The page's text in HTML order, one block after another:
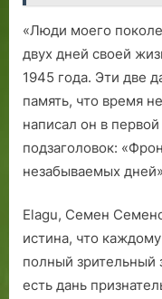
«Люди моего
двух дней своей
1945 года. Эти две
память, что время
написал он в
подзаголовок:
незабываемых
Elagu, Семен
истина, что
полный зрительный
есть дань